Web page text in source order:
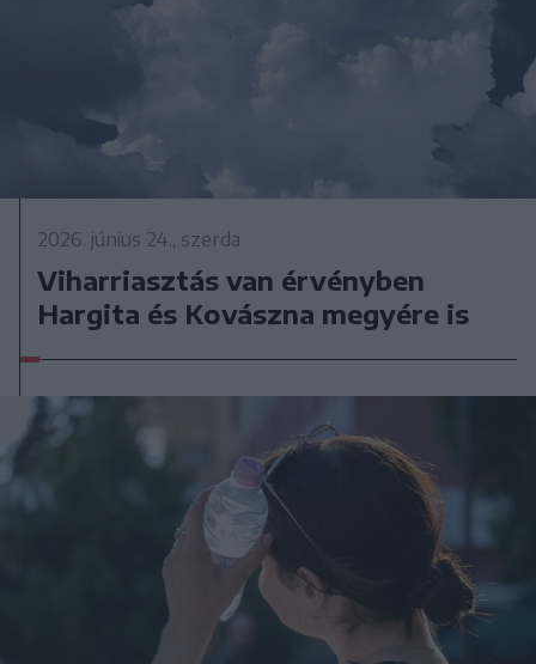
2026. június 24., szerda
Viharriasztás van érvényben
Hargita és Kovászna megyére is